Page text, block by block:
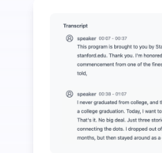
Το UniScribe
Περισσότερα
Αυτόματα